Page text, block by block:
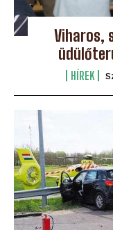
Viharos,
HÍREK